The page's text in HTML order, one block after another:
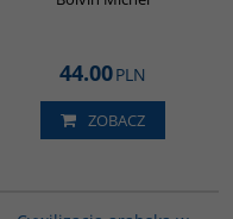
44.00PLN
ZOBACZ